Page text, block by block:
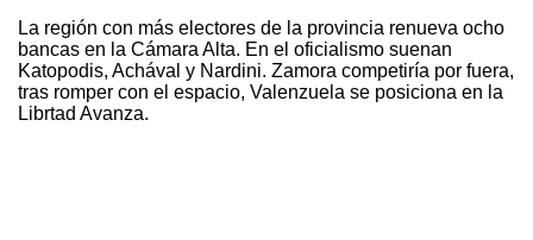
La región con más electores de la provincia renueva ocho
bancas en la Cámara Alta. En el oficialismo suenan
Katopodis, Achával y Nardini. Zamora competiría por fuera,
tras romper con el espacio, Valenzuela se posiciona en la
Librtad Avanza.